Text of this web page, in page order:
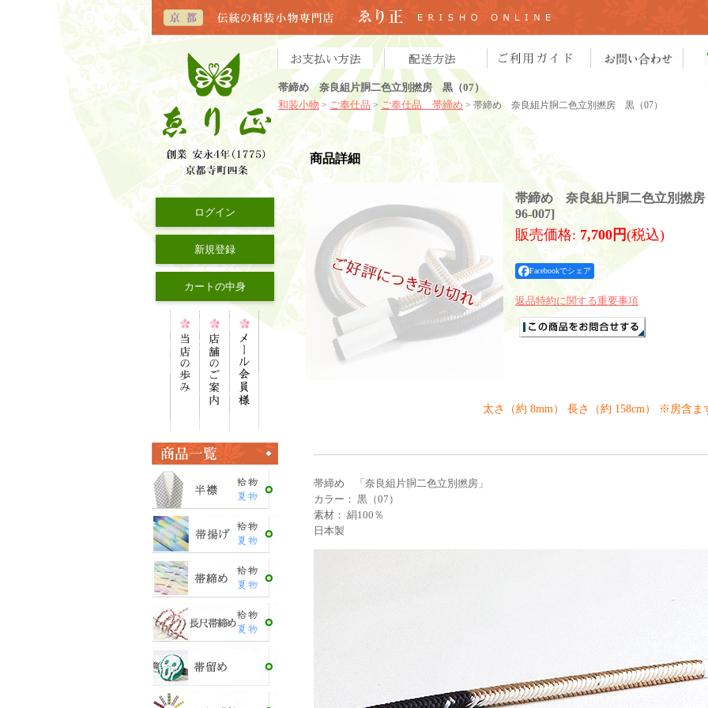
帯締め 奈良組片胴二色立別撚房 黒（07）
和装小物 > ご奉仕品 > ご奉仕品 帯締め > 帯締め 奈良組片胴二色立別撚房 黒（07）
ログイン
新規登録
カートの中身
商品詳細
帯締め 奈良組片胴二色立別撚
96-007]
販売価格: 7,700円(税込)
Facebookでシェア
返品特約に関する重要事項
太さ（約 8mm） 長さ（約 158cm） ※房含ま
帯締め 「奈良組片胴二色立別撚房」
カラー： 黒（07）
素材： 絹100％
日本製